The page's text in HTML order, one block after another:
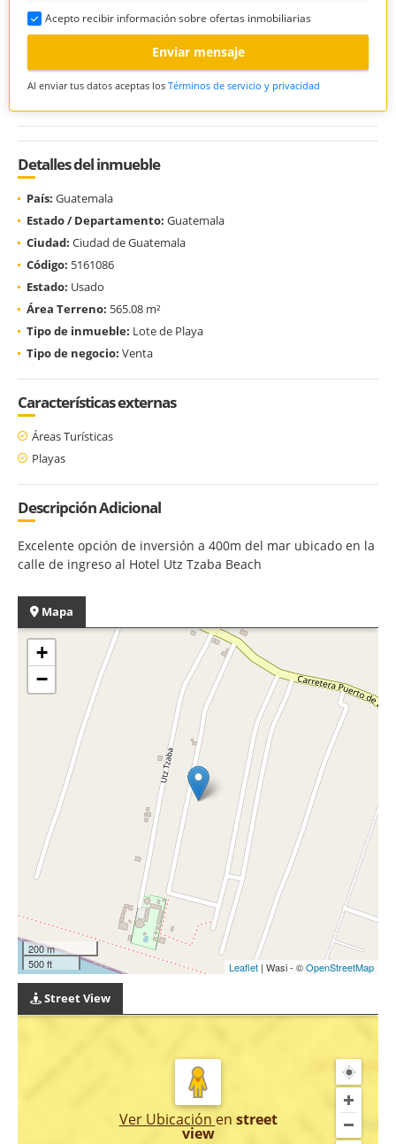
Acepto recibir información sobre ofertas inmobiliarias
Enviar mensaje
Al enviar tus datos aceptas los Términos de servicio y privacidad
Detalles del inmueble
País: Guatemala
Estado / Departamento: Guatemala
Ciudad: Ciudad de Guatemala
Código: 5161086
Estado: Usado
Área Terreno: 565.08 m²
Tipo de inmueble: Lote de Playa
Tipo de negocio: Venta
Características externas
Áreas Turísticas
Playas
Descripción Adicional
Excelente opción de inversión a 400m del mar ubicado en la
calle de ingreso al Hotel Utz Tzaba Beach
Mapa
+
−
200 m
500 ft
Leaflet | Wasi - ©OpenStreetMap
Street View
Ver Ubicación en street
view